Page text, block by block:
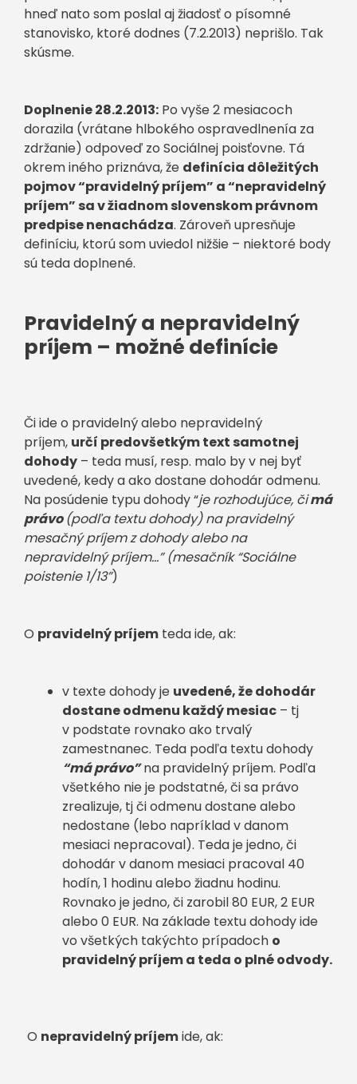
hneď nato som poslal aj žiadosť o písomné
stanovisko, ktoré dodnes (7.2.2013) neprišlo. Tak
skúsme.
Doplnenie 28.2.2013: Po vyše 2 mesiacoch
dorazila (vrátane hlbokého ospravedlnenía za
zdržanie) odpoveď zo Sociálnej poisťovne. Tá
okrem iného priznáva, že definícia dôležitých
pojmov “pravidelný príjem” a “nepravidelný
príjem” sa v žiadnom slovenskom právnom
predpise nenachádza. Zároveň upresňuje
definíciu, ktorú som uviedol nižšie – niektoré body
sú teda doplnené.
Pravidelný a nepravidelný
príjem – možné definície
Či ide o pravidelný alebo nepravidelný
príjem, určí predovšetkým text samotnej
dohody – teda musí, resp. malo by v nej byť
uvedené, kedy a ako dostane dohodár odmenu.
Na posúdenie typu dohody “je rozhodujúce, čimá
právo(podľa textu dohody) na pravidelný
mesačný príjem z dohody alebo na
nepravidelný príjem…” (mesačník “Sociálne
poistenie 1/13”)
O pravidelný príjem teda ide, ak:
v texte dohody je uvedené, že dohodár
dostane odmenu každý mesiac – tj
v podstate rovnako ako trvalý
zamestnanec. Teda podľa textu dohody
“má právo”na pravidelný príjem. Podľa
všetkého nie je podstatné, či sa právo
zrealizuje, tj či odmenu dostane alebo
nedostane (lebo napríklad v danom
mesiaci nepracoval). Teda je jedno, či
dohodár v danom mesiaci pracoval 40
hodín, 1 hodinu alebo žiadnu hodinu.
Rovnako je jedno, či zarobil 80 EUR, 2 EUR
alebo 0 EUR. Na základe textu dohody ide
vo všetkých takýchto prípadoch o
pravidelný príjem a teda o plné odvody.
O nepravidelný príjemide, ak: